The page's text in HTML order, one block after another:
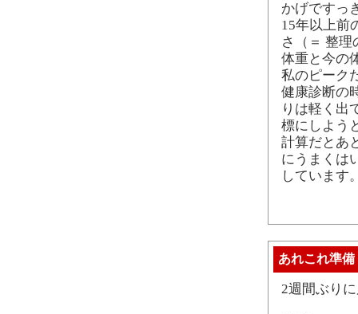
かげですっ
15年以上前
さ（＝ 整理
体重と今の
私のピーク
健康診断の
りは軽く出
標にしよう
計算だとあ
にうまくは
しています
あれこれ準備
2週間ぶり